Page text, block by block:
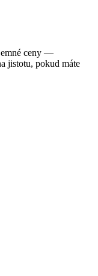
ceny —
jistotu, pokud máte